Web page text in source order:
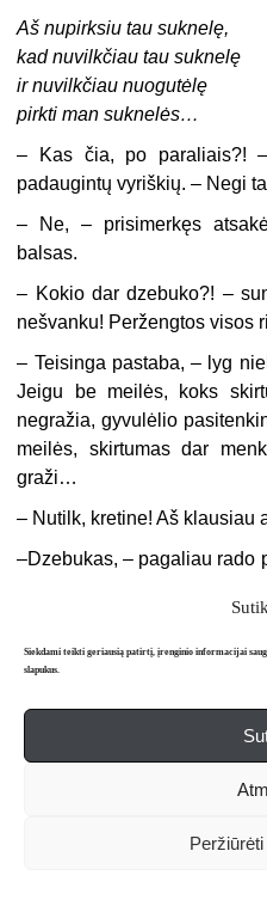
Siekdami teikti geriausią patirtį, įrenginio informacijai
slapukus.
Aš nupirksiu tau suknelę,
kad nuvilkčiau tau suknelę
ir nuvilkčiau nuogutėlę
pirkti man suknelės…
– Kas čia, po paraliais?!
padaugintų vyriškių. – Negi
– Ne, – prisimerkęs
balsas.
– Kokio dar dzebuko?! –
nešvanku! Peržengtos visos
– Teisinga pastaba, – lyg
Jeigu be meilės, koks
negražia, gyvulėlio
meilės, skirtumas dar
graži…
– Nutilk, kretine! Aš klausiau
–Dzebukas, – pagaliau rado
kai kas jį girdi, bet retas.
Be to, – liūdnokai
Dzebukas dainavo visai ne
Gabrielius iš visų tų kalbų
ne sykį matęs, o anie,